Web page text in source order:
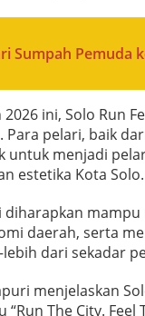
Sumpah Pemuda
ini, Solo Run
Para pelari, baik
untuk menjadi
estetika Kota Solo.
daerah, serta
dari sekadar
menjelaskan
The City. Feel